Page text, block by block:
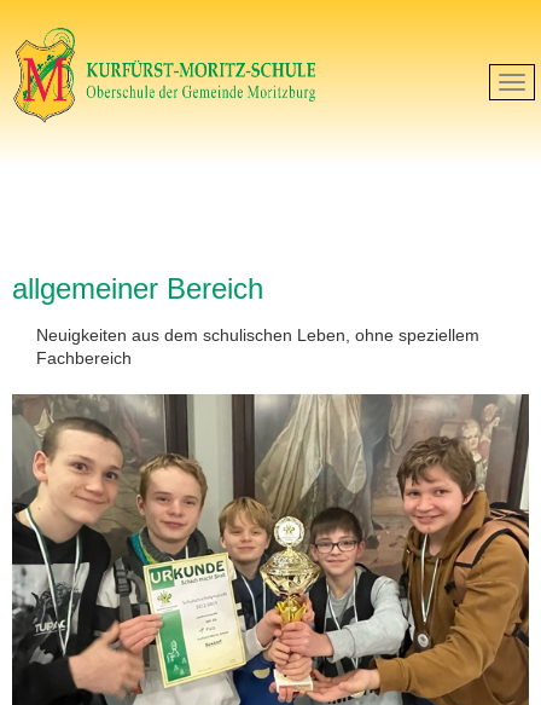
allgemeiner Bereich
Neuigkeiten aus dem schulischen Leben, ohne speziellem
Fachbereich